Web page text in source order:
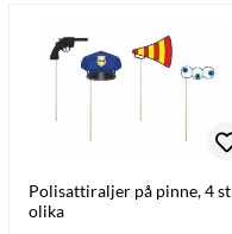
Polisattiraljer på pinne, 4 st
olika